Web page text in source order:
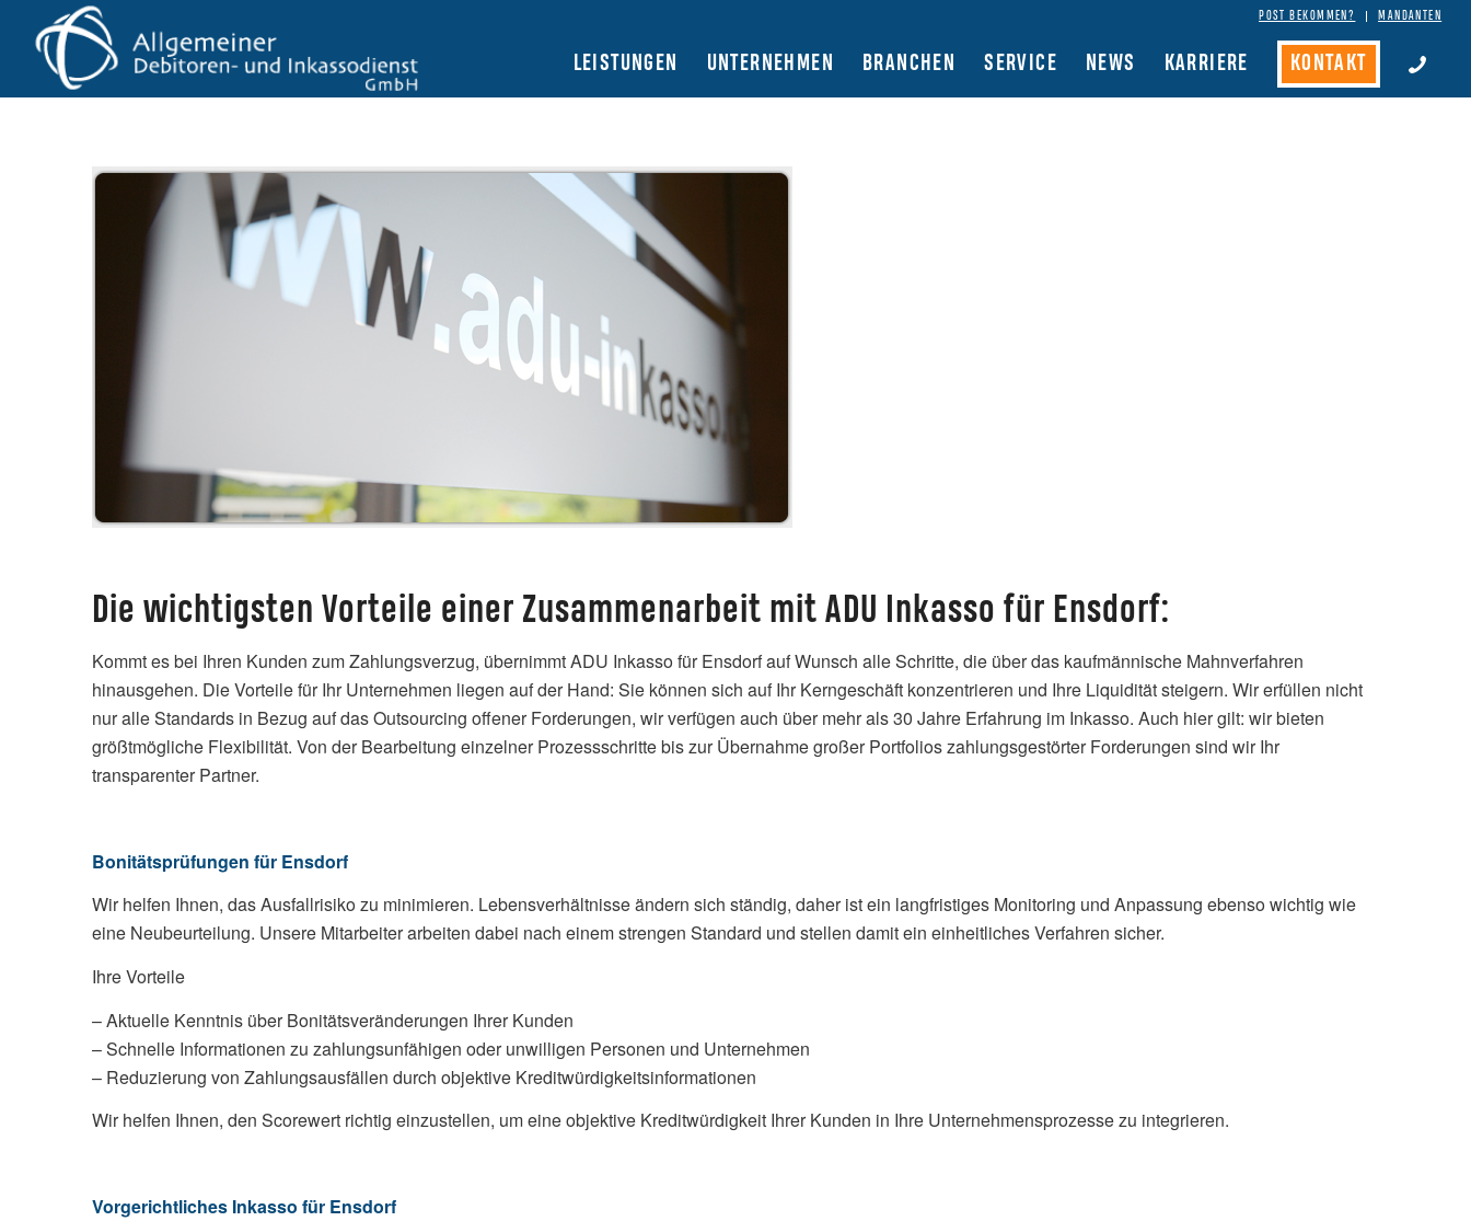
POST BEKOMMEN? MANDANTEN
LEISTUNGEN UNTERNEHMEN BRANCHEN SERVICE NEWS KARRIERE KONTAKT
Die wichtigsten Vorteile einer Zusammenarbeit mit ADU Inkasso für Ensdorf:
Kommt es bei Ihren Kunden zum Zahlungsverzug, übernimmt ADU Inkasso für Ensdorf auf Wunsch alle Schritte, die über das kaufmännische Mahnverfahren
hinausgehen. Die Vorteile für Ihr Unternehmen liegen auf der Hand: Sie können sich auf Ihr Kerngeschäft konzentrieren und Ihre Liquidität steigern. Wir erfüllen nicht
nur alle Standards in Bezug auf das Outsourcing offener Forderungen, wir verfügen auch über mehr als 30 Jahre Erfahrung im Inkasso. Auch hier gilt: wir bieten
größtmögliche Flexibilität. Von der Bearbeitung einzelner Prozessschritte bis zur Übernahme großer Portfolios zahlungsgestörter Forderungen sind wir Ihr
transparenter Partner.
Bonitätsprüfungen für Ensdorf
Wir helfen Ihnen, das Ausfallrisiko zu minimieren. Lebensverhältnisse ändern sich ständig, daher ist ein langfristiges Monitoring und Anpassung ebenso wichtig wie
eine Neubeurteilung. Unsere Mitarbeiter arbeiten dabei nach einem strengen Standard und stellen damit ein einheitliches Verfahren sicher.
Ihre Vorteile
– Aktuelle Kenntnis über Bonitätsveränderungen Ihrer Kunden
– Schnelle Informationen zu zahlungsunfähigen oder unwilligen Personen und Unternehmen
– Reduzierung von Zahlungsausfällen durch objektive Kreditwürdigkeitsinformationen
Wir helfen Ihnen, den Scorewert richtig einzustellen, um eine objektive Kreditwürdigkeit Ihrer Kunden in Ihre Unternehmensprozesse zu integrieren.
Vorgerichtliches Inkasso für Ensdorf